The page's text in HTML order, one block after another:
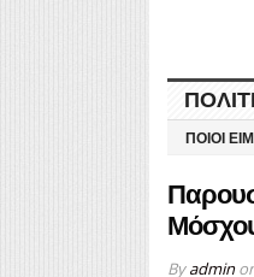
ΠΟΙΟΙ
Byadmin